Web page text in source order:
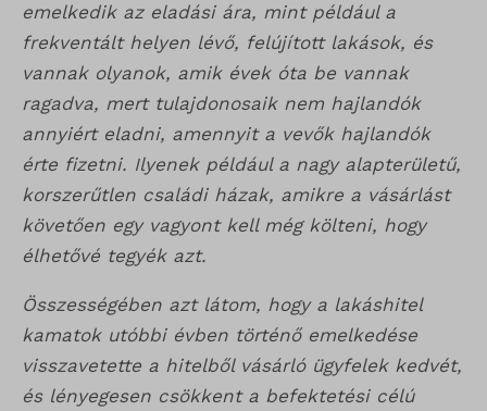
emelkedik az eladási ára, mint például a
frekventált helyen lévő, felújított lakások, és
vannak olyanok, amik évek óta be vannak
ragadva, mert tulajdonosaik nem hajlandók
annyiért eladni, amennyit a vevők hajlandók
érte fizetni. Ilyenek például a nagy alapterületű,
korszerűtlen családi házak, amikre a vásárlást
követően egy vagyont kell még költeni, hogy
élhetővé tegyék azt.
Összességében azt látom, hogy a lakáshitel
kamatok utóbbi évben történő emelkedése
visszavetette a hitelből vásárló ügyfelek kedvét,
és lényegesen csökkent a befektetési célú
googtrans
ISCHECKURLRISK
sessionId
wordpress_logged_in_*
wordpress_test_cookie
wp_lang
wp-settings-time-*
Statisztikai
Részletek megjelenítése
_ga
_ga_*
_gat_gtag_ua_*
Egyéb szolgáltatások
Ez a kategória minden olyan sütit, domaint és szolgáltatást
vagy amelyeket nem kategorizáltak.
Részletek megjelenítése